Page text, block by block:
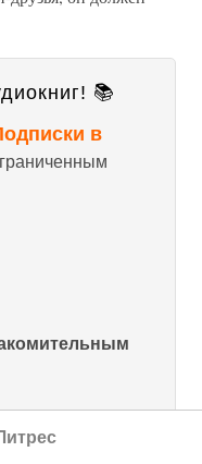
📚
в